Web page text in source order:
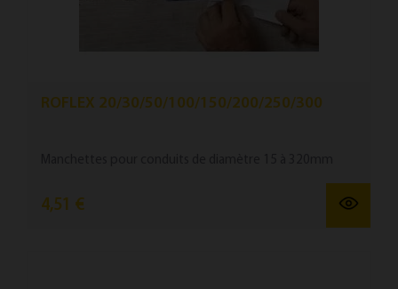
ROFLEX 20/30/50/100/150/200/250/300
4,51 €